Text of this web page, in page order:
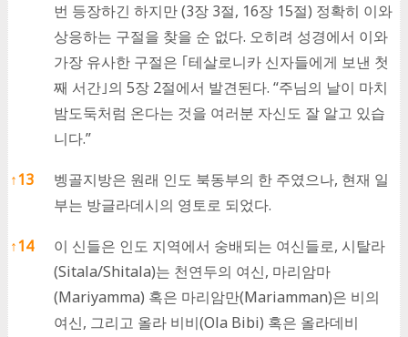
번 등장하긴 하지만 (3장 3절, 16장 15절) 정확히 이와
상응하는 구절을 찾을 순 없다. 오히려 성경에서 이와
가장 유사한 구절은 ｢테살로니카 신자들에게 보낸 첫
째 서간｣의 5장 2절에서 발견된다. “주님의 날이 마치
밤도둑처럼 온다는 것을 여러분 자신도 잘 알고 있습
니다.”
↑13
벵골지방은 원래 인도 북동부의 한 주였으나, 현재 일
부는 방글라데시의 영토로 되었다.
↑14
이 신들은 인도 지역에서 숭배되는 여신들로, 시탈라
(Sitala/Shitala)는 천연두의 여신, 마리암마
(Mariyamma) 혹은 마리암만(Mariamman)은 비의
여신, 그리고 올라 비비(Ola Bibi) 혹은 올라데비